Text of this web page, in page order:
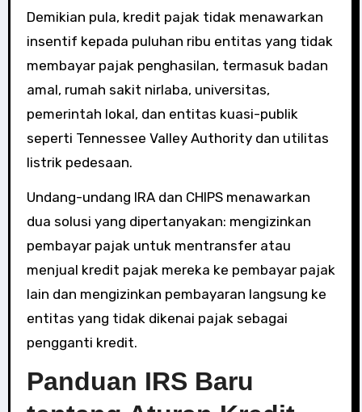
Demikian pula, kredit pajak tidak menawarkan
insentif kepada puluhan ribu entitas yang tidak
membayar pajak penghasilan, termasuk badan
amal, rumah sakit nirlaba, universitas,
pemerintah lokal, dan entitas kuasi-publik
seperti Tennessee Valley Authority dan utilitas
listrik pedesaan.
Undang-undang IRA dan CHIPS menawarkan
dua solusi yang dipertanyakan: mengizinkan
pembayar pajak untuk mentransfer atau
menjual kredit pajak mereka ke pembayar pajak
lain dan mengizinkan pembayaran langsung ke
entitas yang tidak dikenai pajak sebagai
pengganti kredit.
Panduan IRS Baru